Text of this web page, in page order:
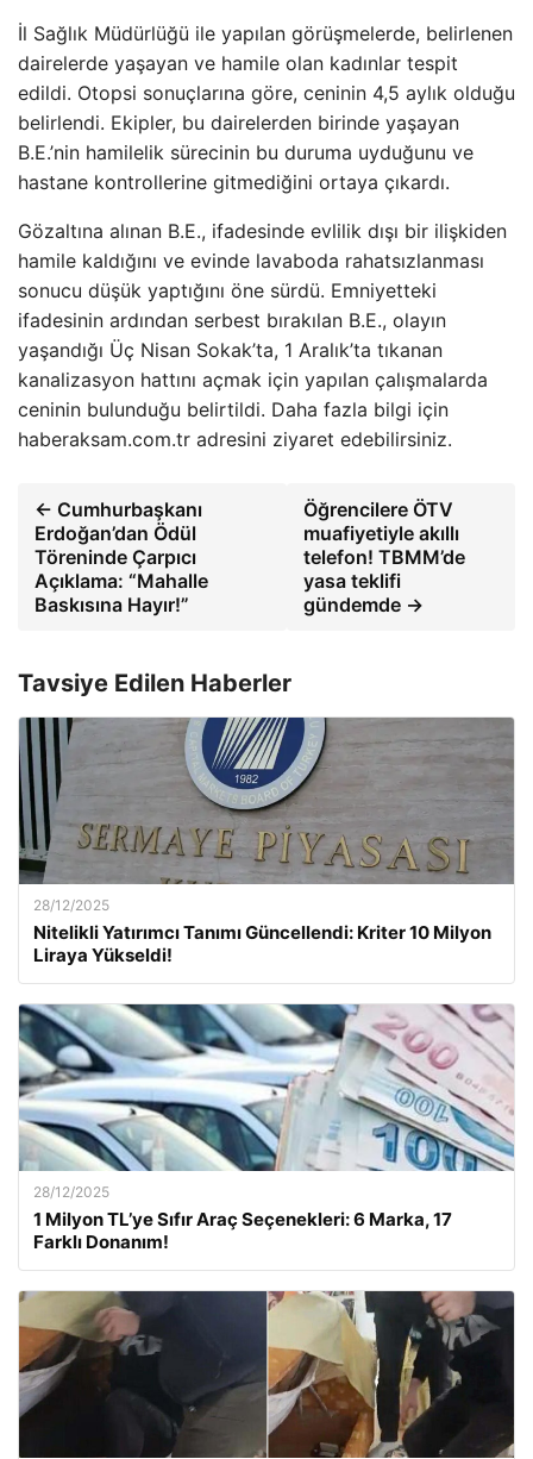
İl Sağlık Müdürlüğü ile yapılan görüşmelerde, belirlenen
dairelerde yaşayan ve hamile olan kadınlar tespit
edildi. Otopsi sonuçlarına göre, ceninin 4,5 aylık olduğu
belirlendi. Ekipler, bu dairelerden birinde yaşayan
B.E.’nin hamilelik sürecinin bu duruma uyduğunu ve
hastane kontrollerine gitmediğini ortaya çıkardı.
Gözaltına alınan B.E., ifadesinde evlilik dışı bir ilişkiden
hamile kaldığını ve evinde lavaboda rahatsızlanması
sonucu düşük yaptığını öne sürdü. Emniyetteki
ifadesinin ardından serbest bırakılan B.E., olayın
yaşandığı Üç Nisan Sokak’ta, 1 Aralık’ta tıkanan
kanalizasyon hattını açmak için yapılan çalışmalarda
ceninin bulunduğu belirtildi. Daha fazla bilgi için
haberaksam.com.tr adresini ziyaret edebilirsiniz.
← Cumhurbaşkanı
Erdoğan’dan Ödül
Töreninde Çarpıcı
Açıklama: “Mahalle
Baskısına Hayır!”
Öğrencilere ÖTV
muafiyetiyle akıllı
telefon! TBMM’de
yasa teklifi
gündemde →
Tavsiye Edilen Haberler
28/12/2025
Nitelikli Yatırımcı Tanımı Güncellendi: Kriter 10 Milyon
Liraya Yükseldi!
28/12/2025
1 Milyon TL’ye Sıfır Araç Seçenekleri: 6 Marka, 17
Farklı Donanım!